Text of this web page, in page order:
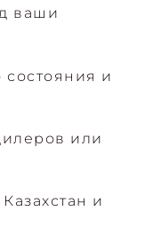
ваши
состояния и
или
и